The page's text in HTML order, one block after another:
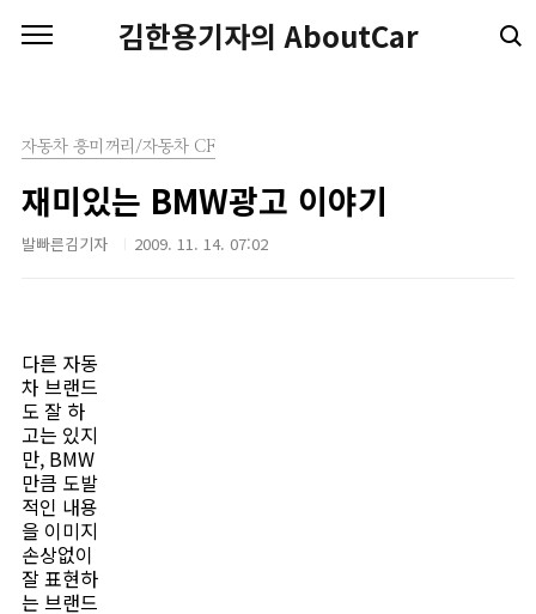
김한용기자의 AboutCar
자동차 흥미꺼리/자동차 CF
재미있는 BMW광고 이야기
발빠른김기자 2009. 11. 14. 07:02
다른 자동
차 브랜드
도 잘 하
고는 있지
만, BMW
만큼 도발
적인 내용
을 이미지
손상없이
잘 표현하
는 브랜드